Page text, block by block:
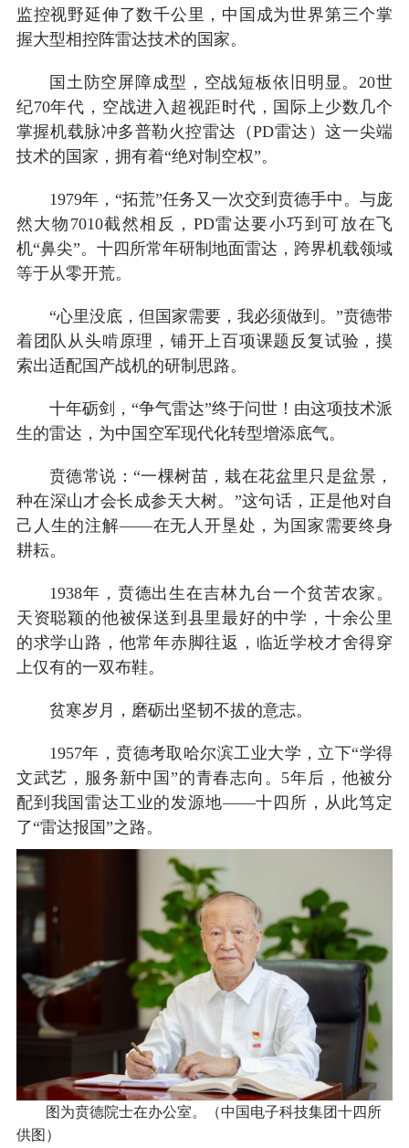
监控视野延伸了数千公里，中国成为世界第三个掌
握大型相控阵雷达技术的国家。
国土防空屏障成型，空战短板依旧明显。20世
纪70年代，空战进入超视距时代，国际上少数几个
掌握机载脉冲多普勒火控雷达（PD雷达）这一尖端
技术的国家，拥有着“绝对制空权”。
1979年，“拓荒”任务又一次交到贲德手中。与庞
然大物7010截然相反，PD雷达要小巧到可放在飞
机“鼻尖”。十四所常年研制地面雷达，跨界机载领域
等于从零开荒。
“心里没底，但国家需要，我必须做到。”贲德带
着团队从头啃原理，铺开上百项课题反复试验，摸
索出适配国产战机的研制思路。
十年砺剑，“争气雷达”终于问世！由这项技术派
生的雷达，为中国空军现代化转型增添底气。
贲德常说：“一棵树苗，栽在花盆里只是盆景，
种在深山才会长成参天大树。”这句话，正是他对自
己人生的注解——在无人开垦处，为国家需要终身
耕耘。
1938年，贲德出生在吉林九台一个贫苦农家。
天资聪颖的他被保送到县里最好的中学，十余公里
的求学山路，他常年赤脚往返，临近学校才舍得穿
上仅有的一双布鞋。
贫寒岁月，磨砺出坚韧不拔的意志。
1957年，贲德考取哈尔滨工业大学，立下“学得
文武艺，服务新中国”的青春志向。5年后，他被分
配到我国雷达工业的发源地——十四所，从此笃定
了“雷达报国”之路。
图为贲德院士在办公室。（中国电子科技集团十四所
供图）